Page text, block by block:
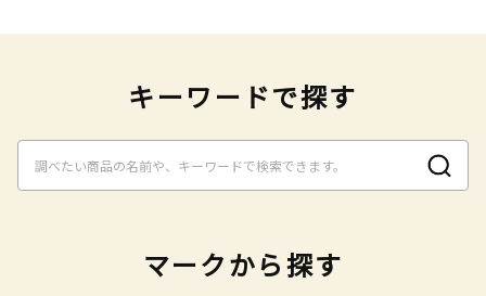
キーワードで探す
マークから探す